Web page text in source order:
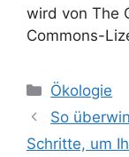
wird von The
Commons-
Kategorien
Ökologie
So
Schritte, um